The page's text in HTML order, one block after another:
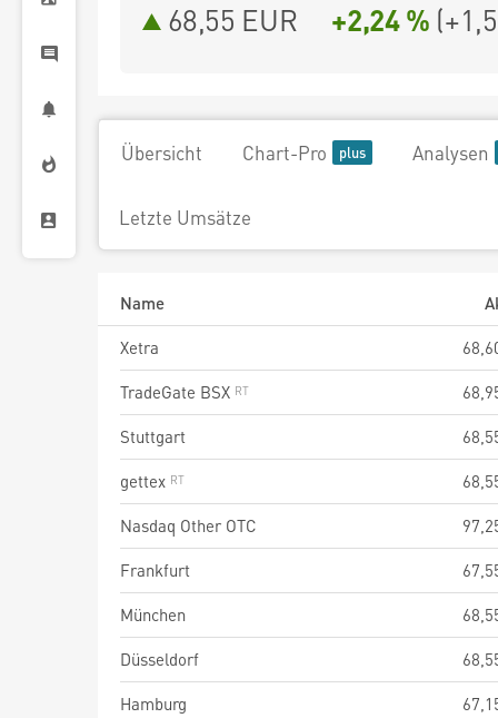
68,55 EUR +2,24 % (
Übersicht Chart-Pro Analysen
Letzte Umsätze
Name
Xetra
TradeGate BSX
Stuttgart
gettex
Nasdaq Other OTC
Frankfurt
München
Düsseldorf
Hamburg